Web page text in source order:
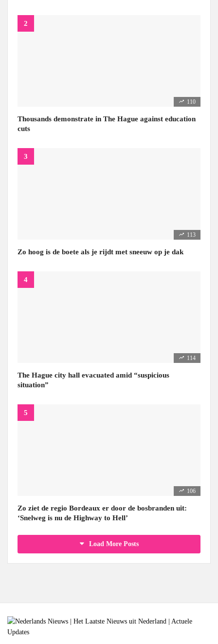
110
Thousands demonstrate in The Hague against education
cuts
113
Zo hoog is de boete als je rijdt met sneeuw op je dak
114
The Hague city hall evacuated amid “suspicious
situation”
106
Zo ziet de regio Bordeaux er door de bosbranden uit:
‘Snelweg is nu de Highway to Hell’
Load More Posts